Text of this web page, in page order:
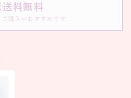
料無料
ご購入がおすすめです